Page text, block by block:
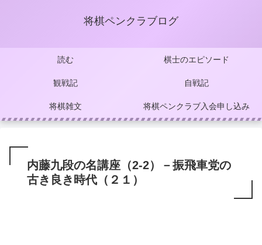
将棋ペンクラブログ
読む 棋士のエピソード
観戦記 自戦記
将棋雑文 将棋ペンクラブ入会申し込み
内藤九段の名講座（2-2）－振飛車党の
古き良き時代（２１）